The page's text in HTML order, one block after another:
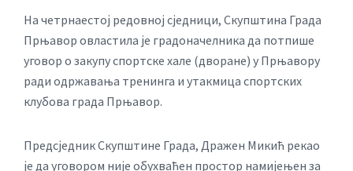
На четрнаестој редовној сједници, Скупштина Града
Прњавор овластила је градоначелника да потпише
уговор о закупу спортске хале (дворане) у Прњавору
ради одржавања тренинга и утакмица спортских
клубова града Прњавор.
Предсједник Скупштине Града, Дражен Микић рекао
је да уговором није обухваћен простор намијењен за